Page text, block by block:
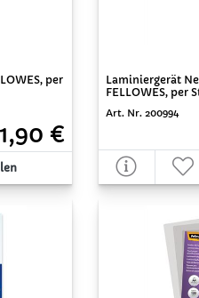
per
€
Laminiergerät
FELLOWES, per
Art. Nr. 200994